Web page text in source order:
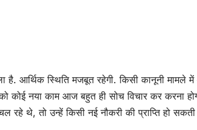
है. आर्थिक स्थिति मजबूत रहेगी. किसी कानूनी
कोई नया काम आज बहुत ही सोच विचार कर करना
थे, तो उन्हें किसी नई नौकरी की प्राप्ति हो सकती